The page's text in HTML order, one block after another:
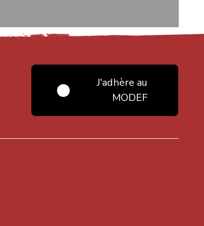
J'adhère au
MODEF